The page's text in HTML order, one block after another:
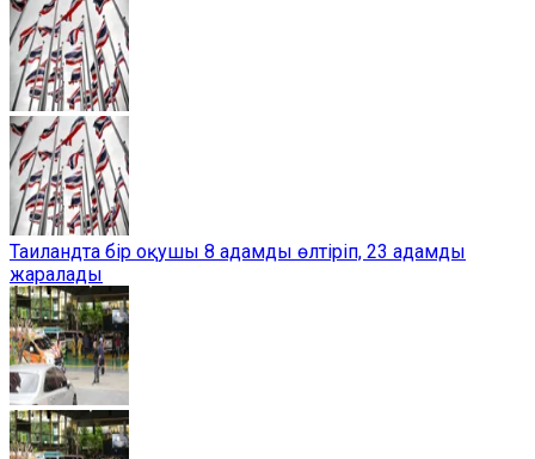
Таиландта бір оқушы 8 адамды өлтіріп, 23 адамды
жаралады